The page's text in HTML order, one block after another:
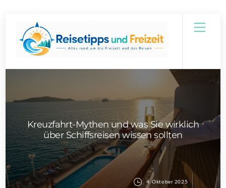
content
4. Oktober 2025
Kreuzfahrt-Mythen und was Sie wirklich
über Schiffsreisen wissen sollten